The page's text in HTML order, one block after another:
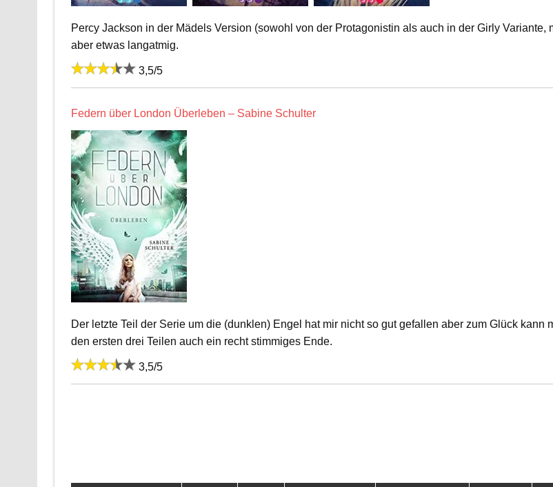
Percy Jackson in der Mädels Version (sowohl von der Protagonistin als auch in der Girly Variante,
aber etwas langatmig.
3,5/5
Federn über London Überleben – Sabine Schulter
Der letzte Teil der Serie um die (dunklen) Engel hat mir nicht so gut gefallen aber zum Glück kann
den ersten drei Teilen auch ein recht stimmiges Ende.
3,5/5